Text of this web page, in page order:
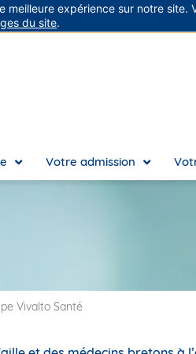
Votre admission
Vivalto Santé
meilleure expérience sur notre site.
du site.